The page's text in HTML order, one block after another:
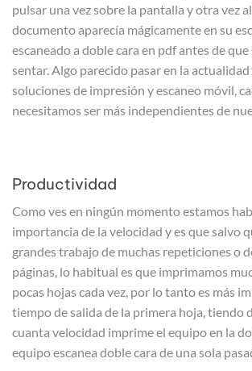
pulsar una vez sobre la pantalla y otra vez
documento aparecía mágicamente en su
escaneado a doble cara en pdf antes de que
sentar. Algo parecido pasar en la actualidad
soluciones de impresión y escaneo móvil,
necesitamos ser más independientes de
Productividad
Como ves en ningún momento estamos
importancia de la velocidad y es que salvo
grandes trabajo de muchas repeticiones o
páginas, lo habitual es que imprimamos
pocas hojas cada vez, por lo tanto es más
tiempo de salida de la primera hoja, tiendo
cuanta velocidad imprime el equipo en la
equipo escanea doble cara de una sola